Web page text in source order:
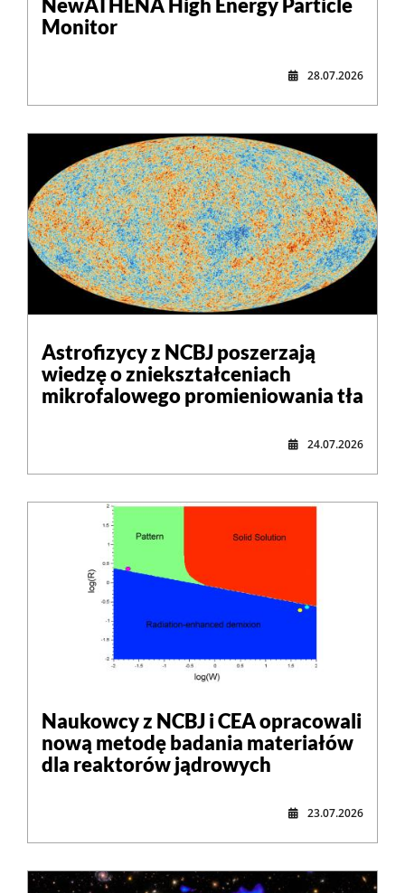
NewATHENA High Energy Particle
Monitor
28.07.2026
Astrofizycy z NCBJ poszerzają
wiedzę o zniekształceniach
mikrofalowego promieniowania tła
24.07.2026
Naukowcy z NCBJ i CEA opracowali
nową metodę badania materiałów
dla reaktorów jądrowych
23.07.2026